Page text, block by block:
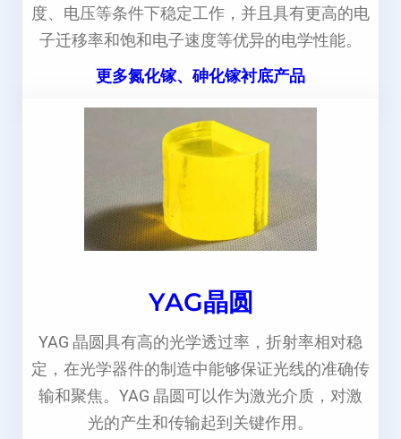
度、电压等条件下稳定工作，并且具有更高的电
子迁移率和饱和电子速度等优异的电学性能。
更多氮化镓、砷化镓衬底产品
YAG晶圆
YAG 晶圆具有高的光学透过率，折射率相对稳
定，在光学器件的制造中能够保证光线的准确传
输和聚焦。YAG 晶圆可以作为激光介质，对激
光的产生和传输起到关键作用。